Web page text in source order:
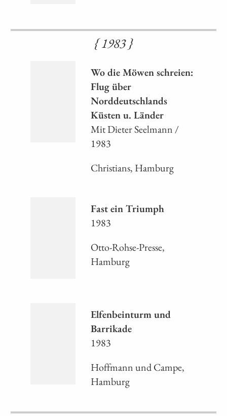
{ 1983 }
Wo die Möwen schreien:
Flug über
Norddeutschlands
Küsten u. Länder
Mit Dieter Seelmann /
1983
Christians, Hamburg
Fast ein Triumph
1983
Otto-Rohse-Presse,
Hamburg
Elfenbeinturm und
Barrikade
1983
Hoffmann und Campe,
Hamburg